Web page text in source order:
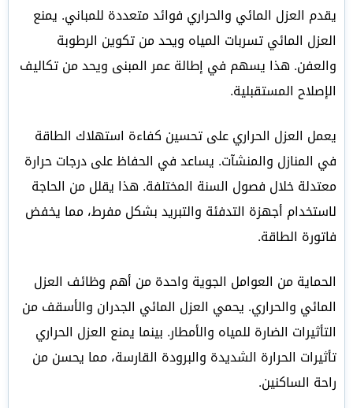
يقدم العزل المائي والحراري فوائد متعددة للمباني. يمنع
العزل المائي تسربات المياه ويحد من تكوين الرطوبة
والعفن. هذا يسهم في إطالة عمر المبنى ويحد من تكاليف
الإصلاح المستقبلية.
يعمل العزل الحراري على تحسين كفاءة استهلاك الطاقة
في المنازل والمنشآت. يساعد في الحفاظ على درجات حرارة
معتدلة خلال فصول السنة المختلفة. هذا يقلل من الحاجة
لاستخدام أجهزة التدفئة والتبريد بشكل مفرط، مما يخفض
فاتورة الطاقة.
الحماية من العوامل الجوية واحدة من أهم وظائف العزل
المائي والحراري. يحمي العزل المائي الجدران والأسقف من
التأثيرات الضارة للمياه والأمطار. بينما يمنع العزل الحراري
تأثيرات الحرارة الشديدة والبرودة القارسة، مما يحسن من
راحة الساكنين.